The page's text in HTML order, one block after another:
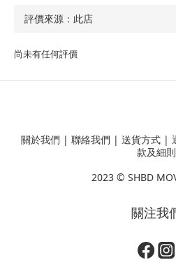
尚未有任何評價
關於我們 | 聯絡我們 | 送貨方式 |
款及細則
2023 © SHBD
關注我